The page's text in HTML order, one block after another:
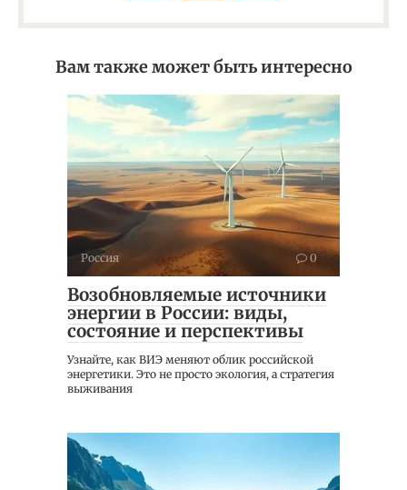
Вам также может быть интересно
Россия 0
Возобновляемые источники
энергии в России: виды,
состояние и перспективы
Узнайте, как ВИЭ меняют облик российской
энергетики. Это не просто экология, а стратегия
выживания